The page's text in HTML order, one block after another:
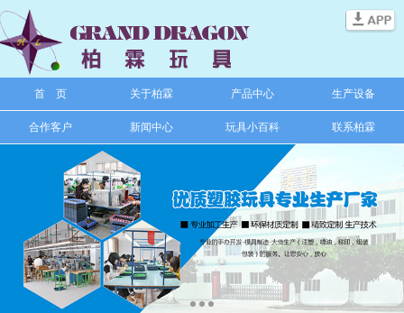
首 页 关于柏霖 产品中心 生产设备
合作客户 新闻中心 玩具小百科 联系柏霖
信息搜索
搜索